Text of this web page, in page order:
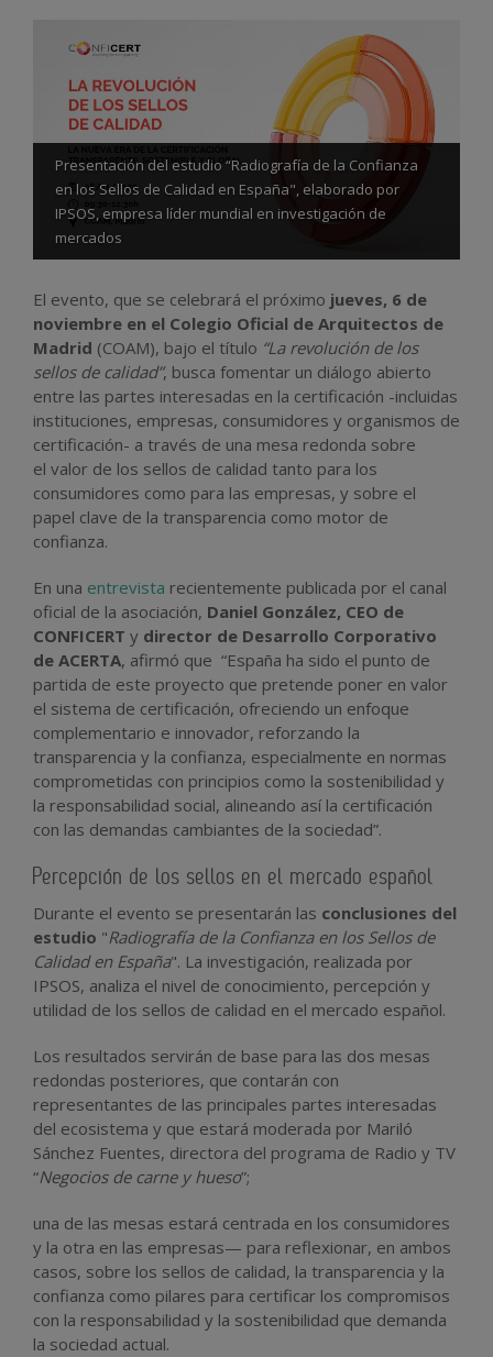
Presentación del estudio “Radiografía de la Confianza
en los Sellos de Calidad en España", elaborado por
IPSOS, empresa líder mundial en investigación de
mercados
El evento, que se celebrará el próximo jueves, 6 de
noviembre en el Colegio Oficial de Arquitectos de
Madrid (COAM), bajo el título “La revolución de los
sellos de calidad”, busca fomentar un diálogo abierto
entre las partes interesadas en la certificación -incluidas
instituciones, empresas, consumidores y organismos de
certificación- a través de una mesa redonda sobre
el valor de los sellos de calidad tanto para los
consumidores como para las empresas, y sobre el
papel clave de la transparencia como motor de
confianza.
En una entrevista recientemente publicada por el canal
oficial de la asociación, Daniel González, CEO de
CONFICERT y director de Desarrollo Corporativo
de ACERTA, afirmó que “España ha sido el punto de
partida de este proyecto que pretende poner en valor
el sistema de certificación, ofreciendo un enfoque
complementario e innovador, reforzando la
transparencia y la confianza, especialmente en normas
comprometidas con principios como la sostenibilidad y
la responsabilidad social, alineando así la certificación
con las demandas cambiantes de la sociedad”.
Percepción de los sellos en el mercado español
Durante el evento se presentarán las conclusiones del
estudio "Radiografía de la Confianza en los Sellos de
Calidad en España". La investigación, realizada por
IPSOS, analiza el nivel de conocimiento, percepción y
utilidad de los sellos de calidad en el mercado español.
Los resultados servirán de base para las dos mesas
redondas posteriores, que contarán con
representantes de las principales partes interesadas
del ecosistema y que estará moderada por Mariló
Sánchez Fuentes, directora del programa de Radio y TV
“Negocios de carne y hueso”;
una de las mesas estará centrada en los consumidores
y la otra en las empresas— para reflexionar, en ambos
casos, sobre los sellos de calidad, la transparencia y la
confianza como pilares para certificar los compromisos
con la responsabilidad y la sostenibilidad que demanda
la sociedad actual.